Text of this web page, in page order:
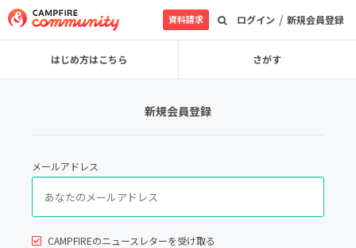
ログイン / 新規会員登録
資料請求
はじめ方はこちら さがす
新規会員登録
メールアドレス
CAMPFIREのニュースレターを受け取る